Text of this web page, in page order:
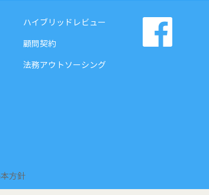
ハイブリッドレビュー
顧問契約
法務アウトソーシング
方針